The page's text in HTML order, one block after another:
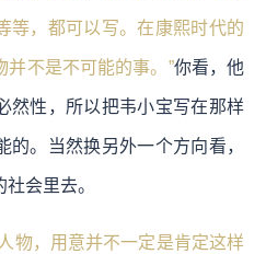
等，都可以写。在康熙时代的
并不是不可能的事。”你看，他
然性，所以把韦小宝写在那样
的。当然换另外一个方向看，
会里去。
物，用意并不一定是肯定这样